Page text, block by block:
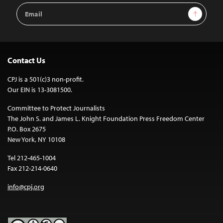
Email
Address
Sign Up
Contact Us
CPJ is a 501(c)3 non-profit.
Our EIN is 13-3081500.
Committee to Protect Journalists
The John S. and James L. Knight Foundation Press Freedom Center
P.O. Box 2675
New York, NY 10108
Tel 212-465-1004
Fax 212-214-0640
info@cpj.org